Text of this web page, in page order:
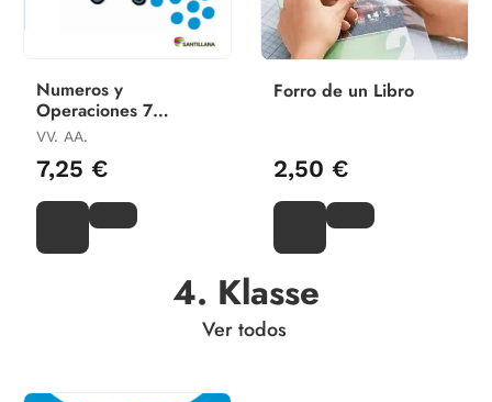
Numeros y
Operaciones 7
Santillana Cuadernos
VV. AA.
7,25 €
Forro de un Libro
2,50 €
4. Klasse
Ver todos